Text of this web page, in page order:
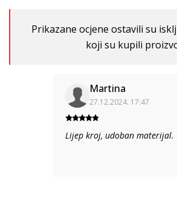
Prikazane ocjene ostavili su
koji su kupili
Martina
27.12.2024. 17:47
Lijep kroj, udoban materijal.